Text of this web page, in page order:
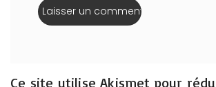
Ce site utilise Akismet pour